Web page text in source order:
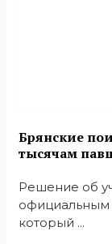
Брянские
тысячам
Решение об
официальным
который ...